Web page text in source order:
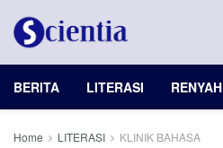
BERITA LITERASI RENYAH
Home LITERASI KLINIK BAHASA